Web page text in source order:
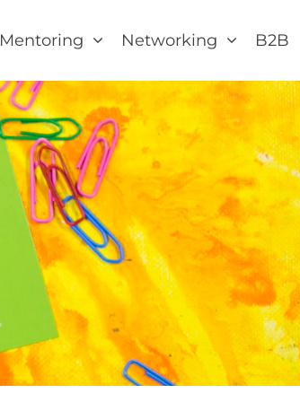
Mentoring Networking B2B